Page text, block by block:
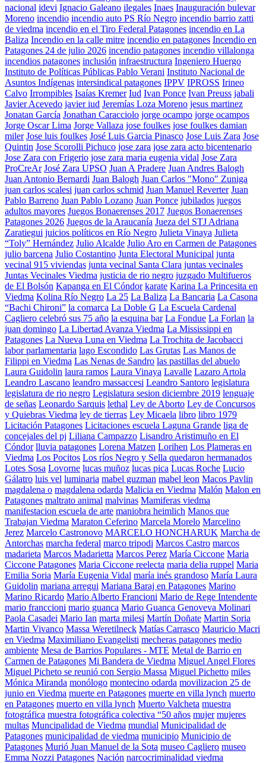
nacional idevi Ignacio Galeano ilegales Inaes Inauguración bulevar
Moreno incendio incendio auto PS Río Negro incendio barrio zatti
de viedma incendio en el Tiro Federal Patagones incendio en La
Baliza Incendio en la calle mitre incendio en patagones Incendio en
Patagones 24 de julio 2026 incendio patagones incendio villalonga
incendios patagones inclusión infraestructura Ingeniero Huergo
Instituto de Políticas Públicas Pablo Verani Instituto Nacional de
Asuntos Indígenas intersindical patagones IPPV IPROSS Irineo
Calvo Irrompibles Isaías Kremer Iud Ivan Ponce Ivan Preuss jabali
Javier Acevedo javier iud Jeremías Loza Moreno jesus martinez
Jonatan García Jonathan Caracciolo jorge ocampo jorge ocampos
Jorge Oscar Lima Jorge Vallaza jose foulkes jose foulkes damian
miler Jose luis foulkes José Luis Garcia Pinasco Jose Luis Zara Jose
Quintin Jose Scorolli Pichuco jose zara jose zara acto bicentenario
Jose Zara con Frigerio jose zara maria eugenia vidal Jose Zara
ProCreAr José Zara UPSO Juan A Pradere Juan Andres Balogh
Juan Antonio Bernardi Juan Balogh Juan Carlos "Mono" Zuniga
juan carlos scalesi juan carlos schmid Juan Manuel Reverter Juan
Pablo Barreno Juan Pablo Lozano Juan Ponce jubilados juegos
adultos mayores Juegos Bonaerenses 2017 Juegos Bonaerenses
Patagones 2026 Juegos de la Araucanía Jueza del STJ Adriana
Zaratiegui juicios políticos en Río Negro Julieta Vinaya Julieta
“Toly” Hernández Julio Alcalde Julio Aro en Carmen de Patagones
julio barcena Julio Costantino Junta Electoral Municipal junta
vecinal 915 viviendas junta vecinal Santa Clara juntas vecinales
Juntas Vecinales Viedma justicia de rio negro juzgado Multifueros
de El Bolsón Kapanga en El Cóndor karate Karina La Princesita en
Viedma Kolina Río Negro La 25 La Baliza La Bancaria La Casona
“Bachi Chironi” la comarca La Doble G La Escuela Cardenal
Cagliero celebró sus 75 año la esquina bar La Fondue La Forlan la
juan domingo La Libertad Avanza Viedma La Mississippi en
Patagones La Nueva Luna en Viedma La Trochita de Jacobacci
labor parlamentaria lago Escondido Las Grutas Las Manos de
Filippi en Viedma Las Nenas de Sandro las pastillas del abuelo
Laura Guidolin laura ramos Laura Vinaya Lavalle Lazaro Artola
Leandro Lascano leandro massaccesi Leandro Santoro legislatura
legislatura de rio negro Legislatura sesion diciembre 2019 lenguaje
de señas Leonardo Sarquis lethal Ley de Aborto Ley de Concursos
y Quiebras Viedma ley de tierras Ley Micaela libro libro 1979
Licitación Patagones Licitaciones escuela Laguna Grande liga de
concejales del pj Liliana Campazzo Lisandro Aristimuño en El
Cóndor lluvia patagones Lorena Matzen Lorihen Los Plameras en
Viedma Los Pocitos Los ríos Negro y Sella quedaron hermanados
Lotes Sosa Lovorne lucas muñoz lucas pica Lucas Roche Lucio
Gálatro luis vel luminaria mabel guzman mabel leon Macos Pavlin
magdalena o magdalena odarda Malicia en Viedma Malón Malon en
Patagones maltrato animal malvinas Mamiferas viedma
manifestacion escuela de arte maniobra heimlich Manos que
Trabajan Viedma Maraton Ceferino Marcela Morelo Marcelino
Jerez Marcelo Castronovo MARCELO HONCHARUK Marcha de
Antorchas marcha federal marco tripodi Marcos Castro marcos
madarieta Marcos Madarietta Marcos Perez María Ciccone Maria
Ciccone Patagones Maria Ciccone reelecta maria delia ruppel Maria
Emilia Soria María Eugenia Vidal maría inés grandoso María Laura
Guidolin mariana arregui Mariana Baraj en Patagones Marino
Marino Ricardo Mario Alberto Francioni Mario de Rege Intendente
mario franccioni mario guanca Mario Guanca Genoveva Molinari
Paola Casadei Mario Ian marta milesi Martín Doñate Martin Soria
Martin Vivanco Massa Weretilneck Matías Carrasco Mauricio Macri
en Viedma Maximiliano Evangelisti mecheras patagones medio
ambiente Mesa de Barrios Populares - MTE Metal de Barrio en
Carmen de Patagones Mi Bandera de Viedma Miguel Angel Flores
Miguel Picheto se reunió con Sergio Massa Miguel Pichetto miles
Mónica Miranda monólogo montecino odarda movilizacion 25 de
junio en Viedma muerte en Patagones muerte en villa lynch muerto
en Patagones muerto en villa lynch Muerto Valcheta muestra
fotográfica muestra fotográfica colectiva “50 años mujer mujeres
multas Muncipalidad de Viedma mundial Municipalidad de
Patagones municipalidad de viedma municipio Municipio de
Patagones Murió Juan Manuel de la Sota museo Cagliero museo
Emma Nozzi Patagones Nación narcocriminalidad viedma